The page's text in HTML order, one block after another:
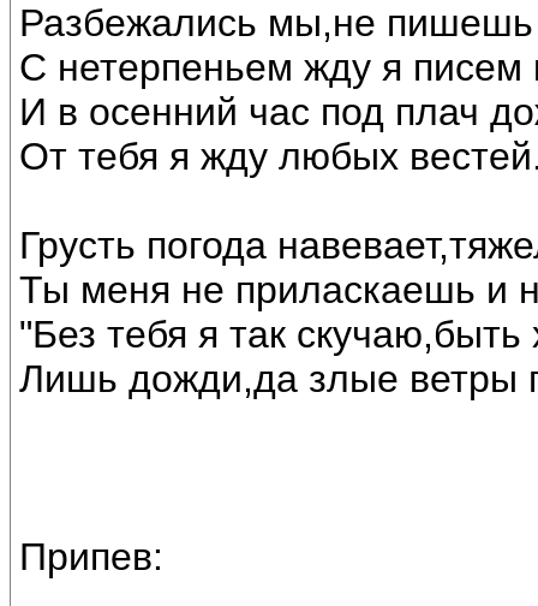
Разбежались мы,не
С нетерпеньем жду я
И в осенний час под плач
От тебя я жду любых
Грусть погода
Ты меня не приласкаешь и
"Без тебя я так скучаю,быть
Лишь дожди,да злые ветры
Припев: